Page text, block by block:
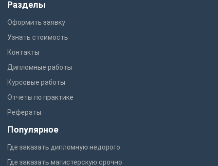
Разделы
Оформить заявку
Узнать стоимость
Контакты
Дипломные работы
Курсовые работы
Отчеты по практике
Рефераты
Популярное
Где заказать дипломную недорого
Где заказать магистерскую срочно